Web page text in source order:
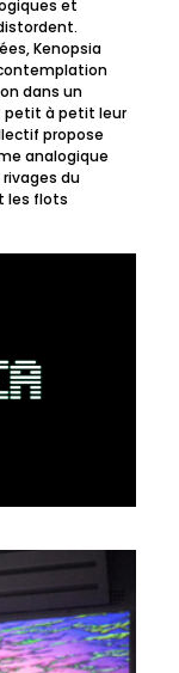
et
Kenopsia
dans un
petit à petit leur
propose
analogique
du
les flots